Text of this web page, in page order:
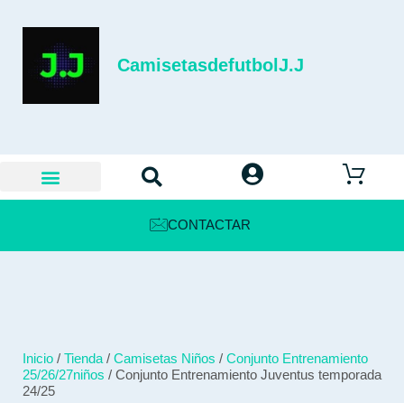
CamisetasdefutbolJ.J
CONTACTAR
Inicio / Tienda / Camisetas Niños / Conjunto Entrenamiento
25/26/27niños / Conjunto Entrenamiento Juventus temporada
24/25